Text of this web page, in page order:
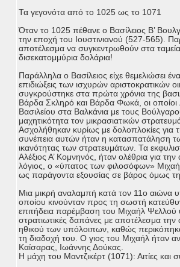
Τα γεγονότα από το 1025 ως το 1071
Όταν το 1025 πέθανε ο Βασίλειος Β’
την εποχή του Ιουστινιανού (527-565).
αποτέλεσμα να συγκεντρωθούν στα
δισεκατομμύρια δολάρια!
Παράλληλα ο Βασίλειος είχε θεμελιώσει
επιδιώξεις των ισχυρών αριστοκρατικών
συγκρούστηκε στα πρώτα χρόνια της
Βάρδα Σκληρό και Βάρδα Φωκά, οι οποίοι
Βασιλείου στα Βαλκάνια με τους
μαχητικότητα τον μικρασιατικών
Ασχολήθηκαν κυρίως με δολοπλοκίες
συνέπεια αυτών ήταν η κατασπατάληση
ικανότητας των στρατευμάτων. Τα
Αλέξιος Α’ Κομνηνός, ήταν ολέθρια για
λόγιος, ο «ύπατος των φιλοσόφων»
ως παράγοντα εξουσίας σε βάρος όμως
Μια μικρή αναλαμπή κατά τον 11ο αιώνα
οποίου κινούνταν προς τη σωστή
επιτήδεια παρέμβαση του Μιχαήλ
στρατιωτικές δαπάνες με αποτέλεσμα
ηθικού των υπόλοιπων, καθώς
τη διαδοχή του. Ο γιος του Μιχαήλ ήταν
Καίσαρας, Ιωάννης Δούκας.
Η μάχη του Μαντζικέρτ (1071): Αιτίες και